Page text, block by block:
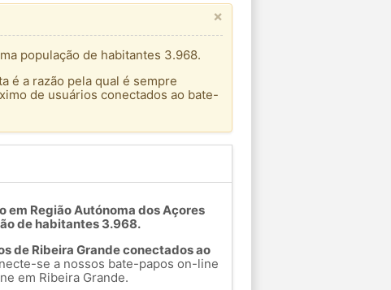
×
população de habitantes 3.968.
é a razão pela qual é sempre
de usuários conectados ao bate-
em Região Autónoma dos Açores
de habitantes 3.968.
de Ribeira Grande conectados ao
se a nossos bate-papos on-line
em Ribeira Grande.